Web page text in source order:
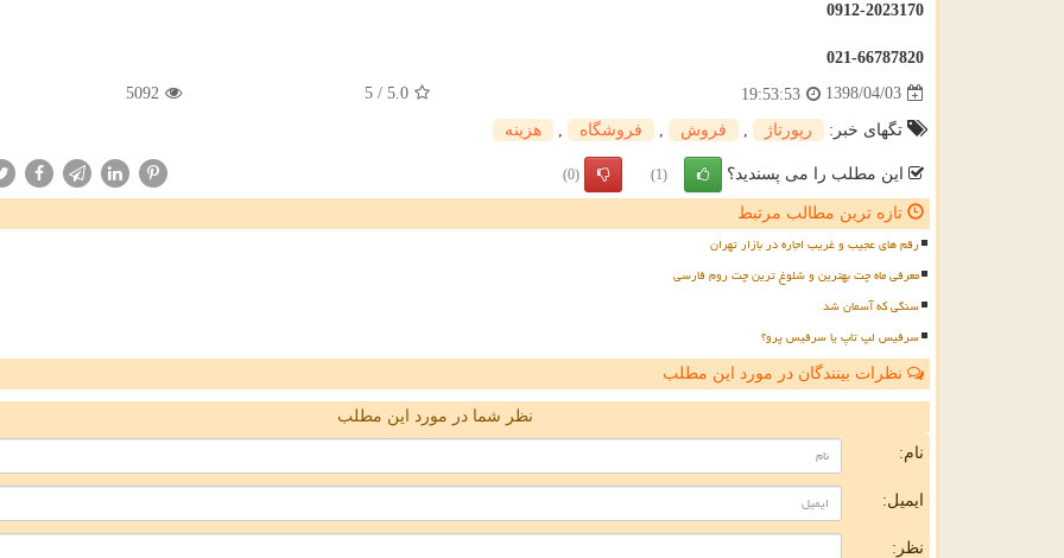
0912-2023170
021-66787820
1398/04/03
19:53:53
5.0
/
5
5092
تگهای خبر: رپورتاژ فروش فروشگاه هزینه
این مطلب را می پسندید؟ (1)
(0)
تازه ترین مطالب مرتبط
رقم های عجیب و غریب اجاره در بازار تهران
معرفی ماه چت بهترین و شلوغ ترین چت روم فارسی
سنگی که آسمان شد
سرفیس لپ تاپ یا سرفیس پرو؟
نظرات بینندگان در مورد این مطلب
نظر شما در مورد این مطلب
نام:
ایمیل:
نظر: